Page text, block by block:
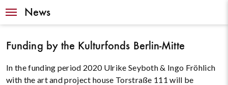
News
Funding by the Kulturfonds Berlin-Mitte
In the funding period 2020 Ulrike Seyboth & Ingo Fröhlich
with the art and project house Torstraße 111 will be